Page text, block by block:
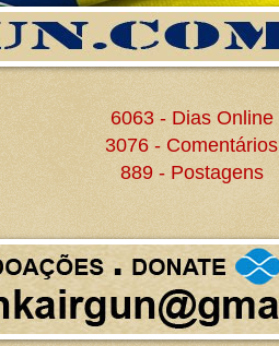
6063 - Dias Online
3076 - Comentários
889 - Postagens